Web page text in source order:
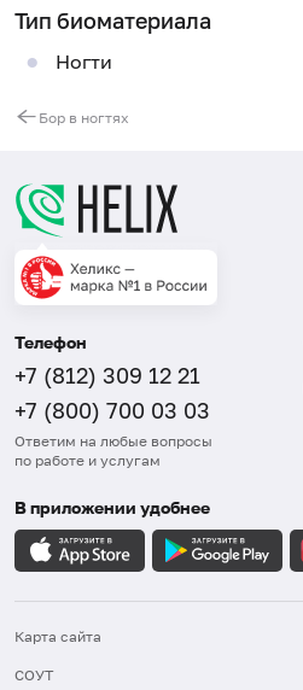
Тип биоматериала
Ногти
Бор в ногтях
Телефон
+7 (812) 309 12 21
+7 (800) 700 03 03
Ответим на любые вопросы
по работе и услугам
В приложении удобнее
Карта сайта
СОУТ